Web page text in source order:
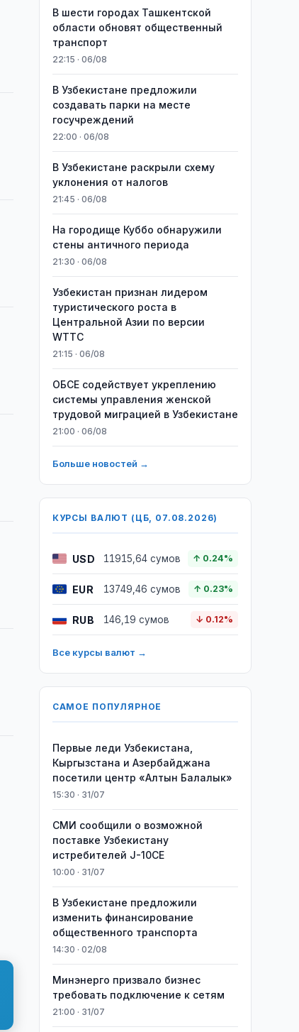
В шести городах Ташкентской
области обновят общественный
транспорт
22:15 · 06/08
В Узбекистане предложили
создавать парки на месте
госучреждений
22:00 · 06/08
В Узбекистане раскрыли схему
уклонения от налогов
21:45 · 06/08
На городище Куббо обнаружили
стены античного периода
21:30 · 06/08
Узбекистан признан лидером
туристического роста в
Центральной Азии по версии
WTTC
21:15 · 06/08
ОБСЕ содействует укреплению
системы управления женской
трудовой миграцией в Узбекистане
21:00 · 06/08
Больше новостей →
КУРСЫ ВАЛЮТ (ЦБ, 07.08.2026)
USD 11915,64 сумов ↑ 0.24%
EUR 13749,46 сумов ↑ 0.23%
RUB 146,19 сумов ↓ 0.12%
Все курсы валют →
САМОЕ ПОПУЛЯРНОЕ
Первые леди Узбекистана,
Кыргызстана и Азербайджана
посетили центр «Алтын Балалык»
15:30 · 31/07
СМИ сообщили о возможной
поставке Узбекистану
истребителей J-10CE
10:00 · 31/07
В Узбекистане предложили
изменить финансирование
общественного транспорта
14:30 · 02/08
Минэнерго призвало бизнес
требовать подключение к сетям
21:00 · 31/07